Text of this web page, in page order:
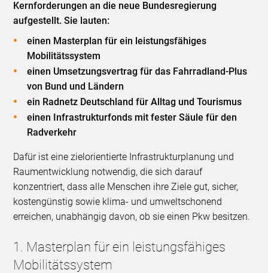
Kernforderungen an die neue Bundesregierung
aufgestellt. Sie lauten:
einen Masterplan für ein leistungsfähiges
Mobilitätssystem
einen Umsetzungsvertrag für das Fahrradland-Plus
von Bund und Ländern
ein Radnetz Deutschland für Alltag und Tourismus
einen Infrastrukturfonds mit fester Säule für den
Radverkehr
Dafür ist eine zielorientierte Infrastrukturplanung und
Raumentwicklung notwendig, die sich darauf
konzentriert, dass alle Menschen ihre Ziele gut, sicher,
kostengünstig sowie klima- und umweltschonend
erreichen, unabhängig davon, ob sie einen Pkw besitzen.
1. Masterplan für ein leistungsfähiges
Mobilitätssystem